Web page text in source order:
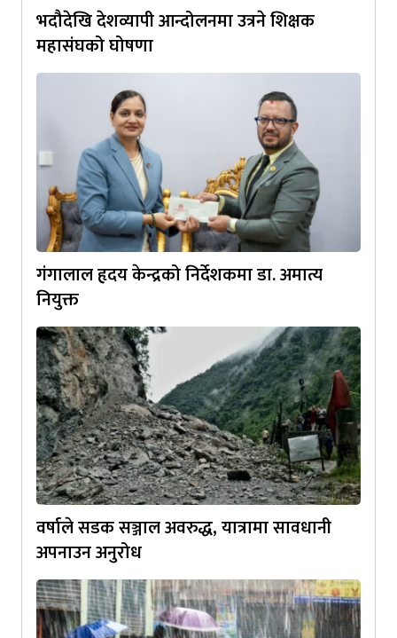
भदौदेखि देशव्यापी आन्दोलनमा उत्रने शिक्षक
महासंघको घोषणा
गंगालाल हृदय केन्द्रको निर्देशकमा डा. अमात्य
नियुक्त
वर्षाले सडक सञ्जाल अवरुद्ध, यात्रामा सावधानी
अपनाउन अनुरोध